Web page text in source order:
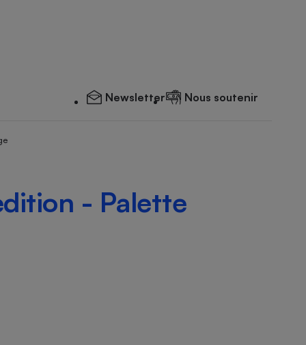
Newsletter Nous soutenir
- Palette